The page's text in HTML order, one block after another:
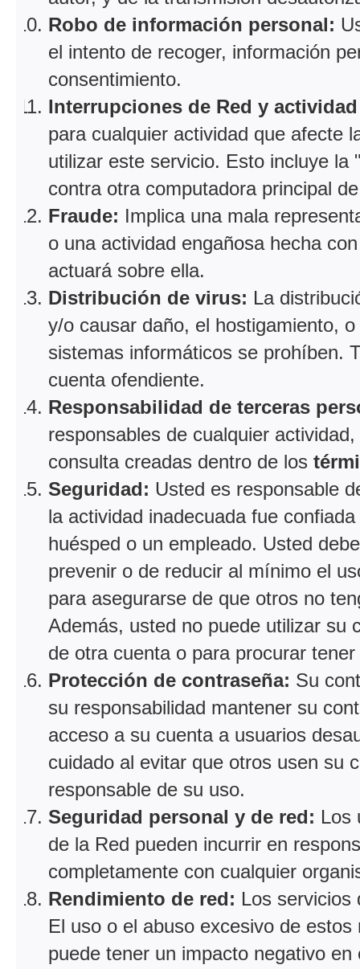
Robo de información personal:
el intento de recoger, información
consentimiento.
Interrupciones de Red y
para cualquier actividad que afecte
utilizar este servicio. Esto incluye
contra otra computadora principal
Fraude: Implica una mala
o una actividad engañosa hecha
actuará sobre ella.
Distribución de virus: La
y/o causar daño, el hostigamiento,
sistemas informáticos se prohíben.
cuenta ofendiente.
Responsabilidad de terceras
responsables de cualquier
consulta creadas dentro de los
Seguridad: Usted es responsable
la actividad inadecuada fue
huésped o un empleado. Usted
prevenir o de reducir al mínimo el
para asegurarse de que otros no
Además, usted no puede utilizar su
de otra cuenta o para procurar
Protección de contraseña: Su
su responsabilidad mantener su
acceso a su cuenta a usuarios
cuidado al evitar que otros usen su
responsable de su uso.
Seguridad personal y de red: Los
de la Red pueden incurrir en
completamente con cualquier
Rendimiento de red: Los
El uso o el abuso excesivo de
puede tener un impacto negativo